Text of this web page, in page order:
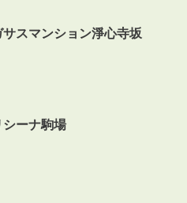
サスマンション淨心寺坂
シーナ駒場